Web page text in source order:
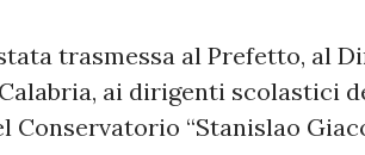
trasmessa al Prefetto, al
ai dirigenti scolastici
“Stanislao